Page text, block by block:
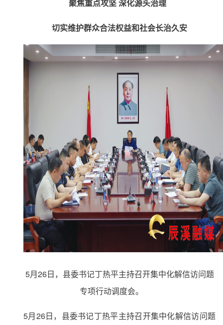
聚焦重点攻坚 深化源头治理
切实维护群众合法权益和社会长治久安
5月26日，县委书记丁热平主持召开集中化解信访问题
专项行动调度会。
5月26日，县委书记丁热平主持召开集中化解信访问题